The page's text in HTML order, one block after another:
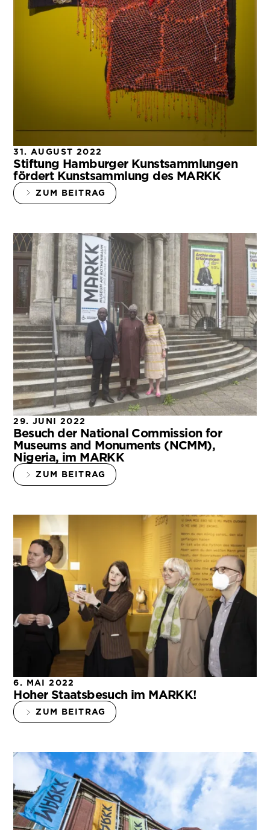
31. AUGUST 2022
Stiftung Hamburger Kunstsammlungen
fördert Kunstsammlung des MARKK
ZUM BEITRAG
29. JUNI 2022
Besuch der National Commission for
Museums and Monuments (NCMM),
Nigeria, im MARKK
ZUM BEITRAG
6. MAI 2022
Hoher Staatsbesuch im MARKK!
ZUM BEITRAG